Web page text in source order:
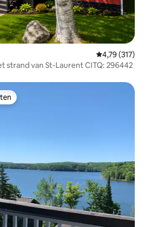
Gemiddelde
4,79 (317)
strand van St-Laurent CITQ: 296442